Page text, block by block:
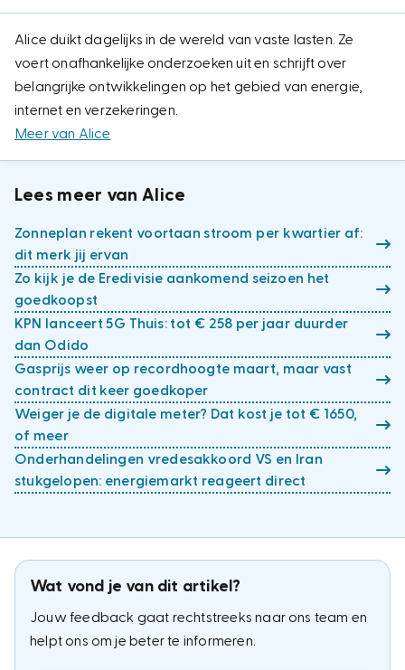
Alice duikt dagelijks in de wereld van vaste lasten. Ze
voert onafhankelijke onderzoeken uit en schrijft over
belangrijke ontwikkelingen op het gebied van energie,
internet en verzekeringen.
Meer van Alice
Lees meer van Alice
Zonneplan rekent voortaan stroom per kwartier af:
dit merk jij ervan
Zo kijk je de Eredivisie aankomend seizoen het
goedkoopst
KPN lanceert 5G Thuis: tot € 258 per jaar duurder
dan Odido
Gasprijs weer op recordhoogte maart, maar vast
contract dit keer goedkoper
Weiger je de digitale meter? Dat kost je tot € 1650,
of meer
Onderhandelingen vredesakkoord VS en Iran
stukgelopen: energiemarkt reageert direct
Wat vond je van dit artikel?
Jouw feedback gaat rechtstreeks naar ons team en
helpt ons om je beter te informeren.